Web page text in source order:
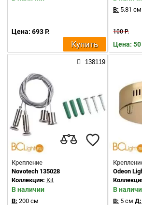
Цена: 693 Р.
Купить
В: 5.81 см
100 Р.
Цена: 50
138119
Крепление
Novotech 135028
Коллекция: Kit
В наличии
В: 200 см
Odeon
В
В: 5 см Д: